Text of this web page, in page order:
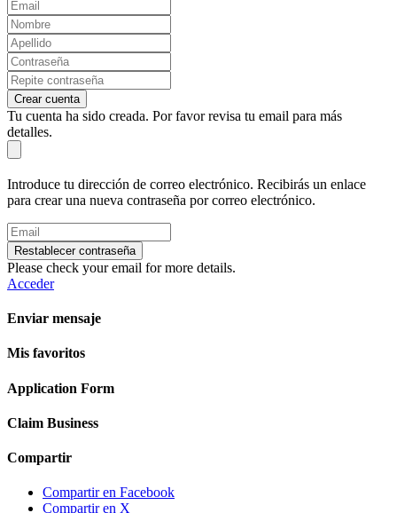
Crear cuenta
Tu cuenta ha sido creada. Por favor revisa tu email para más
detalles.
Introduce tu dirección de correo electrónico. Recibirás un enlace
para crear una nueva contraseña por correo electrónico.
Restablecer contraseña
Please check your email for more details.
Acceder
Enviar mensaje
Mis favoritos
Application Form
Claim Business
Compartir
Compartir en Facebook
Compartir en X